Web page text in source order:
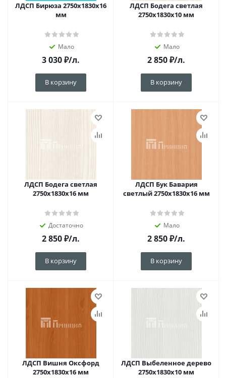
ЛДСП Бирюза 2750х1830х16
мм
Мало
3 030₽/л.
В корзину
ЛДСП Бодега светлая
2750х1830х10 мм
Мало
2 850₽/л.
В корзину
ЛДСП Бодега светлая
2750х1830х16 мм
Достаточно
2 850₽/л.
В корзину
ЛДСП Бук Бавария
светлый 2750х1830х16 мм
Мало
2 850₽/л.
В корзину
ЛДСП Вишня Оксфорд
2750х1830х16 мм
ЛДСП Выбеленное дерево
2750х1830х10 мм